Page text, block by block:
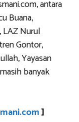
antara
Buana,
LAZ Nurul
Gontor,
Yayasan
banyak
]